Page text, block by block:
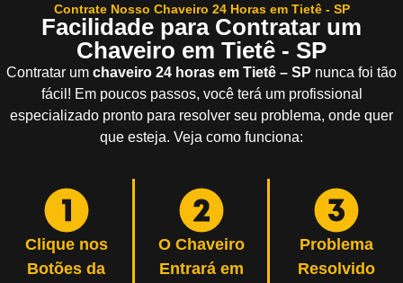
Contrate Nosso Chaveiro 24 Horas em Tietê - SP
Facilidade para Contratar um
Chaveiro em Tietê - SP
Contratar um chaveiro 24 horas em Tietê – SP nunca foi tão
fácil! Em poucos passos, você terá um profissional
especializado pronto para resolver seu problema, onde quer
que esteja. Veja como funciona:
Clique nos
Botões da
O Chaveiro
Entrará em
Problema
Resolvido